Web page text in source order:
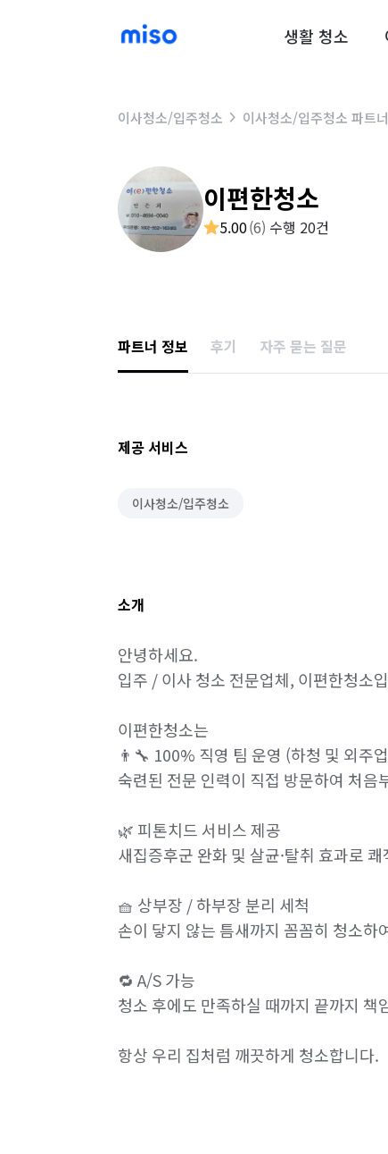
생활 청소
이사청소/입주청소 이사청소/입주청소 파트너
이편한청소
5.00(6) 수행 20건
파트너 정보 후기 자주 묻는 질문
제공 서비스
이사청소/입주청소
소개
안녕하세요.
입주 / 이사 청소 전문업체, 이편한청소
이편한청소는
👨‍🔧 100% 직영 팀 운영 (하청 및 외주
숙련된 전문 인력이 직접 방문하여 처음
🌿 피톤치드 서비스 제공
새집증후군 완화 및 살균·탈취 효과로
🧺 상부장 / 하부장 분리 세척
손이 닿지 않는 틈새까지 꼼꼼히 청소하
🔁 A/S 가능
청소 후에도 만족하실 때까지 끝까지 책
항상 우리 집처럼 깨끗하게 청소합니다.